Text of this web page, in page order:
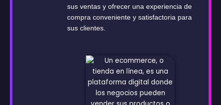
sus ventas y ofrecer una experiencia de
compra conveniente y satisfactoria para
sus clientes.